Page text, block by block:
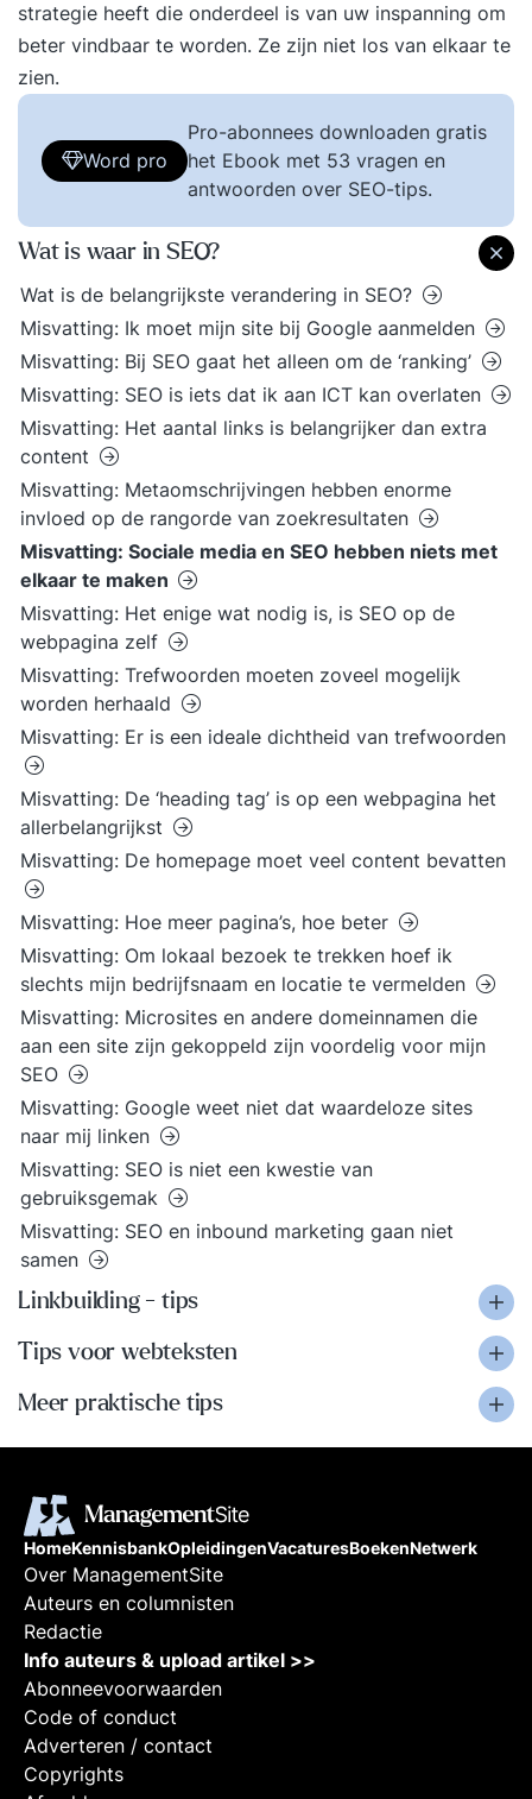
strategie heeft die onderdeel is van uw inspanning om
beter vindbaar te worden. Ze zijn niet los van elkaar te
zien.
Word pro
Pro-abonnees downloaden gratis
het Ebook met 53 vragen en
antwoorden over SEO-tips.
Wat is waar in SEO?
Wat is de belangrijkste verandering in SEO?
Misvatting: Ik moet mijn site bij Google aanmelden
Misvatting: Bij SEO gaat het alleen om de ‘ranking’
Misvatting: SEO is iets dat ik aan ICT kan overlaten
Misvatting: Het aantal links is belangrijker dan extra
content
Misvatting: Metaomschrijvingen hebben enorme
invloed op de rangorde van zoekresultaten
Misvatting: Sociale media en SEO hebben niets met
elkaar te maken
Misvatting: Het enige wat nodig is, is SEO op de
webpagina zelf
Misvatting: Trefwoorden moeten zoveel mogelijk
worden herhaald
Misvatting: Er is een ideale dichtheid van trefwoorden
Misvatting: De ‘heading tag’ is op een webpagina het
allerbelangrijkst
Misvatting: De homepage moet veel content bevatten
Misvatting: Hoe meer pagina’s, hoe beter
Misvatting: Om lokaal bezoek te trekken hoef ik
slechts mijn bedrijfsnaam en locatie te vermelden
Misvatting: Microsites en andere domeinnamen die
aan een site zijn gekoppeld zijn voordelig voor mijn
SEO
Misvatting: Google weet niet dat waardeloze sites
naar mij linken
Misvatting: SEO is niet een kwestie van
gebruiksgemak
Misvatting: SEO en inbound marketing gaan niet
samen
Linkbuilding - tips
Tips voor webteksten
Meer praktische tips
HomeKennisbankOpleidingenVacaturesBoekenNetwerk
Over ManagementSite
Auteurs en columnisten
Redactie
Info auteurs & upload artikel >>
Abonneevoorwaarden
Code of conduct
Adverteren / contact
Copyrights